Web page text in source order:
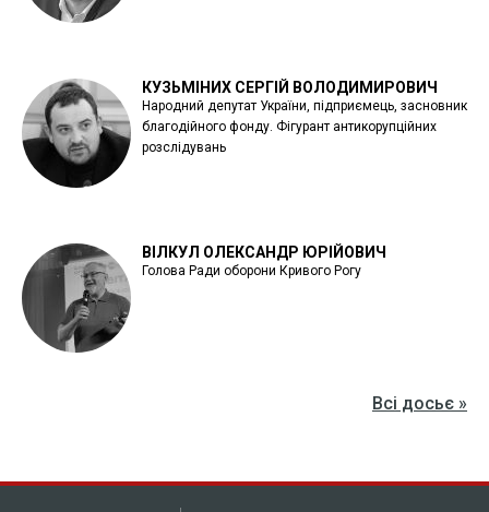
КУЗЬМІНИХ СЕРГІЙ ВОЛОДИМИРОВИЧ
Народний депутат України, підприємець, засновник
благодійного фонду. Фігурант антикорупційних
розслідувань
ВІЛКУЛ ОЛЕКСАНДР ЮРІЙОВИЧ
Голова Ради оборони Кривого Рогу
Всі досьє »